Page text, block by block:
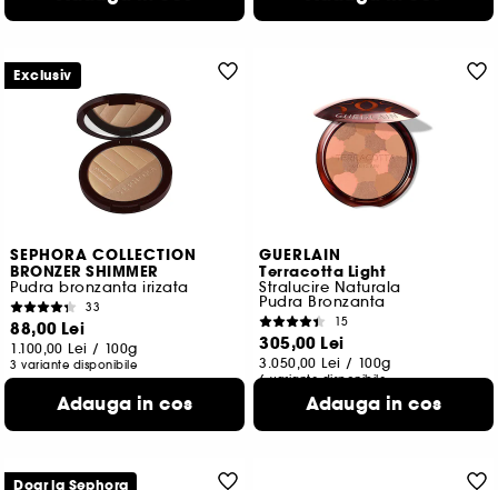
SEPHORA COLLECTION
BRONZER SHIMMER
Pudra bronzanta irizata
33
88,00 Lei
1.100,00 Lei / 100g
3 variante disponibile
Adauga in cos
Exclusiv
GUERLAIN
Terracotta Light
Stralucire Naturala
Pudra Bronzanta
15
305,00 Lei
3.050,00 Lei / 100g
6 variante disponibile
Adauga in cos
Doar la Sephora